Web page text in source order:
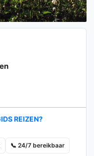
REIZEN?
📞 24/7 bereikbaar